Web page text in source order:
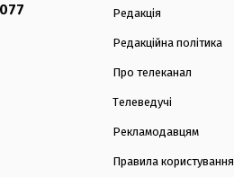
Редакція
Редакційна політика
Про телеканал
Телеведучі
Рекламодавцям
Правила користування